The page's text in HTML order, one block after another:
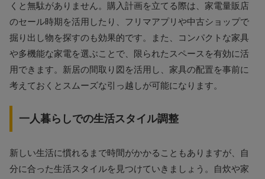
くと無駄がありません。購入計画を立てる際は、家電量販店
のセール時期を活用したり、フリマアプリや中古ショップで
掘り出し物を探すのも効果的です。また、コンパクトな家具
や多機能な家電を選ぶことで、限られたスペースを有効に活
用できます。新居の間取り図を活用し、家具の配置を事前に
考えておくとスムーズな引っ越しが可能になります。
一人暮らしでの生活スタイル調整
新しい生活に慣れるまで時間がかかることもありますが、自
分に合った生活スタイルを見つけていきましょう。自炊や家